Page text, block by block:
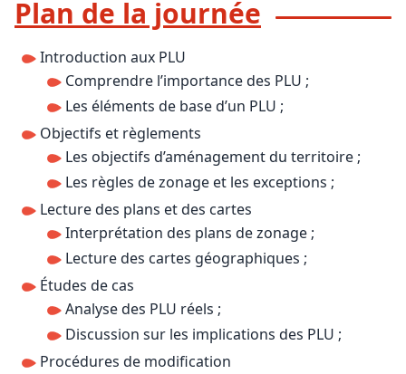
Plan de la journée
Introduction aux PLU
Comprendre l’importance des PLU ;
Les éléments de base d’un PLU ;
Objectifs et règlements
Les objectifs d’aménagement du territoire ;
Les règles de zonage et les exceptions ;
Lecture des plans et des cartes
Interprétation des plans de zonage ;
Lecture des cartes géographiques ;
Études de cas
Analyse des PLU réels ;
Discussion sur les implications des PLU ;
Procédures de modification